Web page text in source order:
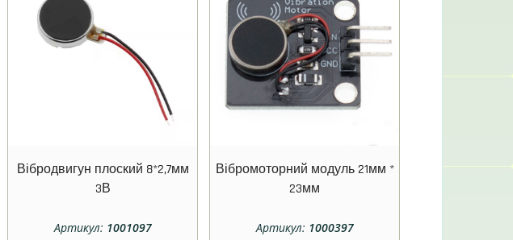
Вібродвигун плоский 8*2,7мм
3В
Артикул: 1001097
Вібромоторний модуль 21мм *
23мм
Артикул: 1000397